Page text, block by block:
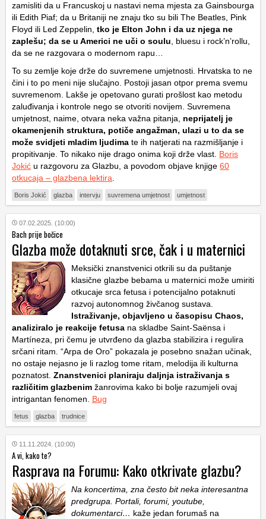
zamisliti da u Francuskoj u nastavi nema mjesta za Gainsbourga
ili Edith Piaf; da u Britaniji ne znaju tko su bili The Beatles, Pink
Floyd ili Led Zeppelin, tko je Elton John i da uz njega ne
zaplešu; da se u Americi ne uči o soulu , bluesu i rock’n’rollu,
da se ne razgovara o modernom rapu…
To su zemlje koje drže do suvremene umjetnosti. Hrvatska to ne
čini i to po meni nije slučajno. Postoji jasan otpor prema svemu
suvremenom. Lakše je opetovano gurati prošlost kao metodu
zaluđivanja i kontrole nego se otvoriti novijem. Suvremena
umjetnost, naime, otvara neka važna pitanja,
neprijatelj je
okamenjenih struktura, potiče angažman, ulazi u to da se
može svidjeti mladim ljudima te ih natjerati na razmišljanje i
propitivanje. To nikako nije drago onima koji drže vlast. Boris
Jokić u razgovoru za Glazbu, a povodom objave knjige 60
otkucaja – glazbena lektira
Boris Jokić glazba intervju suvremena umjetnost umjetnost
07.02.2025. (10:00)
Bach prije bočice
Glazba može dotaknuti srce, čak i u maternici
Meksički znanstvenici otkrili su da puštanje
klasične glazbe bebama u maternici može umiriti
otkucaje srca fetusa i potencijalno potaknuti
razvoj autonomnog živčanog sustava.
Istraživanje, objavljeno u časopisu Chaos,
analiziralo je reakcije fetusa na skladbe Saint-Saënsa i
Martíneza, pri čemu je utvrđeno da glazba stabilizira i regulira
srčani ritam. “Arpa de Oro” pokazala je posebno snažan učinak,
no ostaje nejasno je li razlog tome ritam, melodija ili kulturna
poznatost. Znanstvenici planiraju daljnja istraživanja s
različitim glazbenim žanrovima kako bi bolje razumjeli ovaj
intrigantan fenomen. Bug
fetus glazba trudnice
11.11.2024. (10:00)
A vi, kako te?
Rasprava na Forumu: Kako otkrivate glazbu?
Na koncertima, zna često bit neka interesantna
predgrupa. Portali, forumi, youtube,
dokumentarci… kaže jedan forumaš na